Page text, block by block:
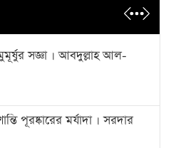
সজ্ঞা । আবদুল্লাহ আল-
পূরষ্কারের মর্যাদা । সরদার